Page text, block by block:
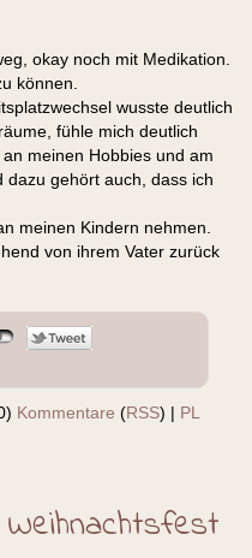
okay noch mit Medikation.
können.
wusste deutlich
fühle mich deutlich
meinen Hobbies und am
dazu gehört auch, dass ich
meinen Kindern nehmen.
von ihrem Vater zurück
Kommentare (RSS) | PL